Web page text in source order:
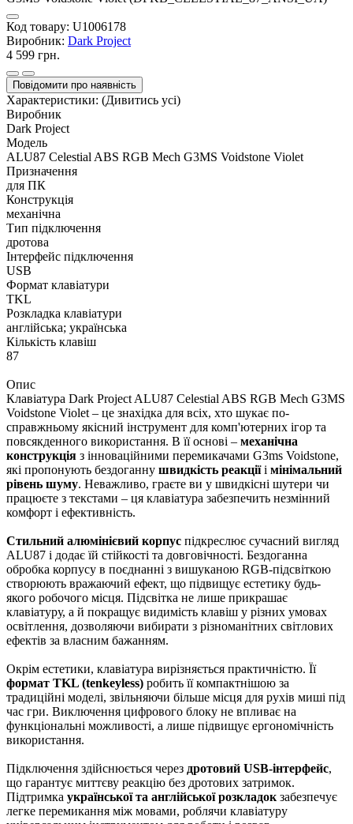
Код товару: U1006178
Виробник: Dark Project
4 599 грн.
Повідомити про наявність
Характеристики: (Дивитись усі)
Виробник
Dark Project
Модель
ALU87 Celestial ABS RGB Mech G3MS Voidstone Violet
Призначення
для ПК
Конструкція
механічна
Тип підключення
дротова
Інтерфейс підключення
USB
Формат клавіатури
TKL
Розкладка клавіатури
англійська; українська
Кількість клавіш
87
Опис
Клавіатура Dark Project ALU87 Celestial ABS RGB Mech G3MS
Voidstone Violet – це знахідка для всіх, хто шукає по-
справжньому якісний інструмент для комп'ютерних ігор та
повсякденного використання. В її основі – механічна
конструкція з інноваційними перемикачами G3ms Voidstone,
які пропонують бездоганну швидкість реакціїі мінімальний
рівень шуму. Неважливо, граєте ви у швидкісні шутери чи
працюєте з текстами – ця клавіатура забезпечить незмінний
комфорт і ефективність.
Стильний алюмінієвий корпус підкреслює сучасний вигляд
ALU87 і додає їй стійкості та довговічності. Бездоганна
обробка корпусу в поєднанні з вишуканою RGB-підсвіткою
створюють вражаючий ефект, що підвищує естетику будь-
якого робочого місця. Підсвітка не лише прикрашає
клавіатуру, а й покращує видимість клавіш у різних умовах
освітлення, дозволяючи вибирати з різноманітних світлових
ефектів за власним бажанням.
Окрім естетики, клавіатура вирізняється практичністю. Її
формат TKL (tenkeyless) робить її компактнішою за
традиційні моделі, звільняючи більше місця для рухів миші під
час гри. Виключення цифрового блоку не впливає на
функціональні можливості, а лише підвищує ергономічність
використання.
Підключення здійснюється через дротовий USB-інтерфейс,
що гарантує миттєву реакцію без дротових затримок.
Підтримка української та англійської розкладок забезпечує
легке перемикання між мовами, роблячи клавіатуру